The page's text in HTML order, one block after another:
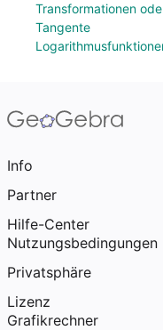
Transformationen
Tangente
Info
Partner
Hilfe-Center
Nutzungsbedingungen
Privatsphäre
Lizenz
Grafikrechner